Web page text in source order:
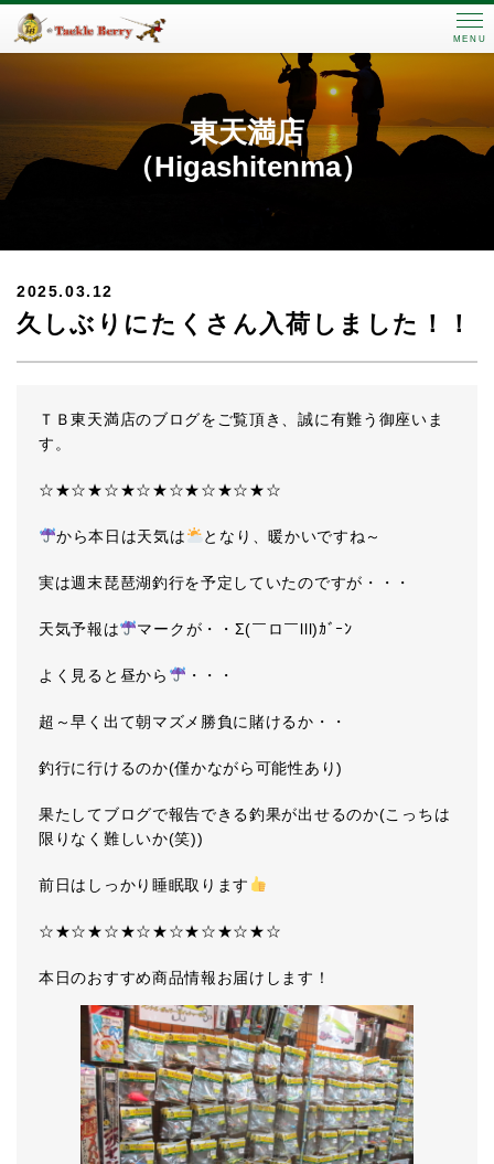
MENU
東天満店
（Higashitenma）
2025.03.12
久しぶりにたくさん入荷しました！！
ＴＢ東天満店のブログをご覧頂き、誠に有難う御座いま
す。
☆★☆★☆★☆★☆★☆★☆★☆
から本日は天気は となり、暖かいですね～
実は週末琵琶湖釣行を予定していたのですが・・・
天気予報は マークが・・Σ(￣ロ￣lll)ｶﾞｰﾝ
よく見ると昼から ・・・
超～早く出て朝マズメ勝負に賭けるか・・
釣行に行けるのか(僅かながら可能性あり)
果たしてブログで報告できる釣果が出せるのか(こっちは
限りなく難しいか(笑))
前日はしっかり睡眠取ります
☆★☆★☆★☆★☆★☆★☆★☆
本日のおすすめ商品情報お届けします！